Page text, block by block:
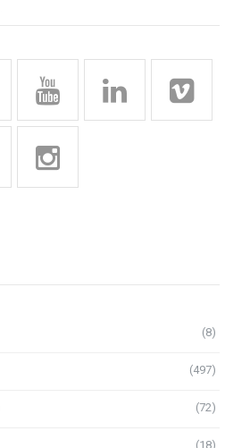
(8)
(497)
(72)
(18)